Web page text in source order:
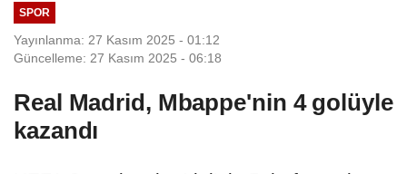
SPOR
Yayınlanma: 27 Kasım 2025 - 01:12
Güncelleme: 27 Kasım 2025 - 06:18
Real Madrid, Mbappe'nin 4 golüyle
kazandı